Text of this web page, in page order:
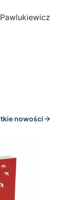
nowości